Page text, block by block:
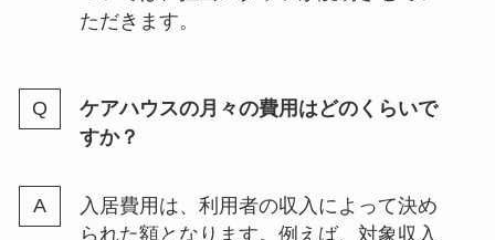
ただきます。
ケアハウスの月々の費用はどのくらいで
すか？
入居費用は、利用者の収入によって決め
られた額となります。例えば、対象収入